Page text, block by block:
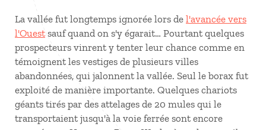
La vallée fut longtemps ignorée lors de l'avancée vers
l'Ouest sauf quand on s'y égarait… Pourtant quelques
prospecteurs vinrent y tenter leur chance comme en
témoignent les vestiges de plusieurs villes
abandonnées, qui jalonnent la vallée. Seul le borax fut
exploité de manière importante. Quelques chariots
géants tirés par des attelages de 20 mules qui le
transportaient jusqu'à la voie ferrée sont encore